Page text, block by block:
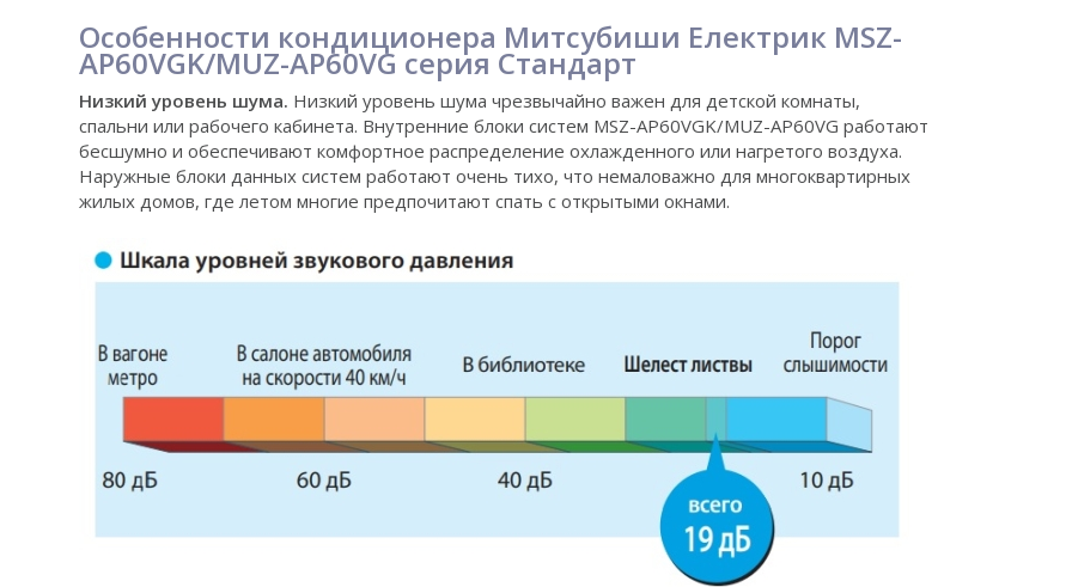
Особенности кондиционера Митсубиши Електрик MSZ-
AP60VGK/MUZ-AP60VG серия Стандарт
Низкий уровень шума. Низкий уровень шума чрезвычайно важен для детской комнаты,
спальни или рабочего кабинета. Внутренние блоки систем MSZ-AP60VGK/MUZ-AP60VG работают
бесшумно и обеспечивают комфортное распределение охлажденного или нагретого воздуха.
Наружные блоки данных систем работают очень тихо, что немаловажно для многоквартирных
жилых домов, где летом многие предпочитают спать с открытыми окнами.